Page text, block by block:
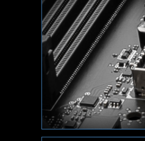
Choisissez un profil
automatiquement
votre mémoire
M-
Flashez ou mettez à
quelques minutes